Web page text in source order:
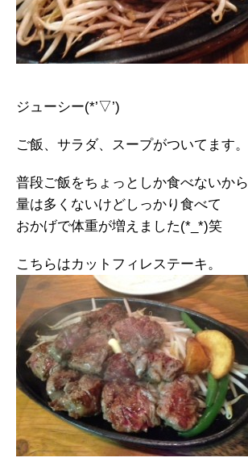
ジューシー(*’▽’)
ご飯、サラダ、スープがついてます。
普段ご飯をちょっとしか食べないから
量は多くないけどしっかり食べて
おかげで体重が増えました(*_*)笑
こちらはカットフィレステーキ。